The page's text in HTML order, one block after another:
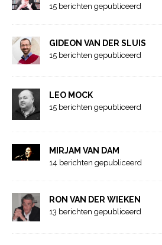
15 berichten gepubliceerd
GIDEON VAN DER SLUIS
15 berichten gepubliceerd
LEO MOCK
15 berichten gepubliceerd
MIRJAM VAN DAM
14 berichten gepubliceerd
RON VAN DER WIEKEN
13 berichten gepubliceerd